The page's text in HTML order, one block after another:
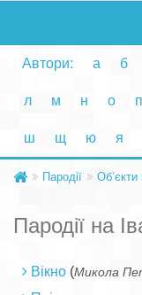
Автори: а б
л м н о п
ш щ ю я
Пародії Об’єкти
Пародії на
Вікно (Микола